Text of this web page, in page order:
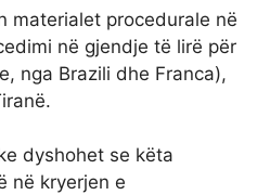
materialet procedurale në
në gjendje të lirë për
nga Brazili dhe Franca),
dyshohet se këta
në kryerjen e